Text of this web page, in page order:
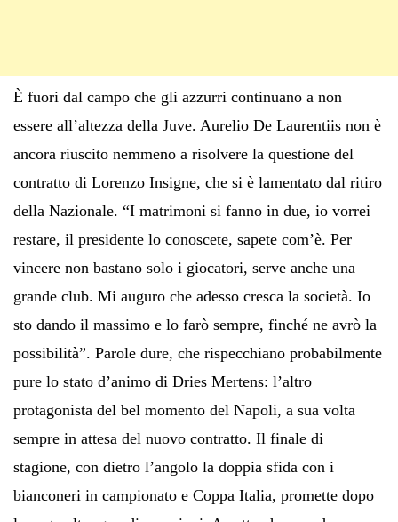
È fuori dal campo che gli azzurri continuano a non
essere all’altezza della Juve. Aurelio De Laurentiis non è
ancora riuscito nemmeno a risolvere la questione del
contratto di Lorenzo Insigne, che si è lamentato dal ritiro
della Nazionale. “I matrimoni si fanno in due, io vorrei
restare, il presidente lo conoscete, sapete com’è. Per
vincere non bastano solo i giocatori, serve anche una
grande club. Mi auguro che adesso cresca la società. Io
sto dando il massimo e lo farò sempre, finché ne avrò la
possibilità”. Parole dure, che rispecchiano probabilmente
pure lo stato d’animo di Dries Mertens: l’altro
protagonista del bel momento del Napoli, a sua volta
sempre in attesa del nuovo contratto. Il finale di
stagione, con dietro l’angolo la doppia sfida con i
bianconeri in campionato e Coppa Italia, promette dopo